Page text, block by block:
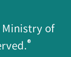
Ministry of
®